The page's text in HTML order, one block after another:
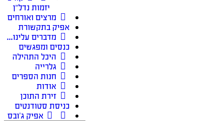
יזמות נדל״ן
מרצים ואורחים
אפיק בתקשורת
מדברים עלינו…
כנסים ומפגשים
היכל התהילה
גלרייה
חנות הספרים
אודות
זירת התוכן
כניסת סטודנטים
אפיק ג’ובס